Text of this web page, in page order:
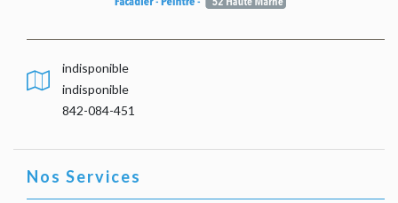
indisponible
indisponible
842-084-451
Nos Services